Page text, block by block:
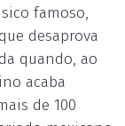
famoso,
desaprova
quando, ao
acaba
de 100